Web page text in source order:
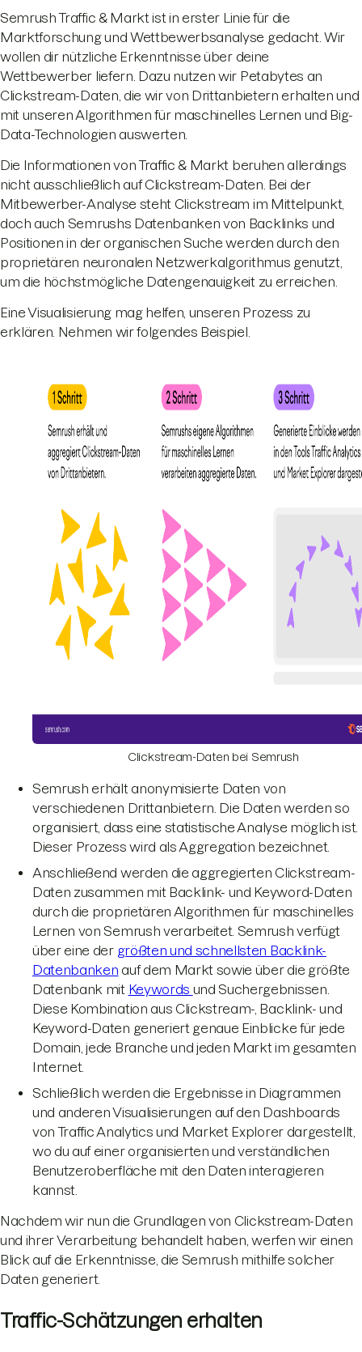
Semrush Traffic & Markt ist in erster Linie für die
Marktforschung und Wettbewerbsanalyse gedacht. Wir
wollen dir nützliche Erkenntnisse über deine
Wettbewerber liefern. Dazu nutzen wir Petabytes an
Clickstream-Daten, die wir von Drittanbietern erhalten und
mit unseren Algorithmen für maschinelles Lernen und Big-
Data-Technologien auswerten.
Die Informationen von Traffic & Markt beruhen allerdings
nicht ausschließlich auf Clickstream-Daten. Bei der
Mitbewerber-Analyse steht Clickstream im Mittelpunkt,
doch auch Semrushs Datenbanken von Backlinks und
Positionen in der organischen Suche werden durch den
proprietären neuronalen Netzwerkalgorithmus genutzt,
um die höchstmögliche Datengenauigkeit zu erreichen.
Eine Visualisierung mag helfen, unseren Prozess zu
erklären. Nehmen wir folgendes Beispiel.
Clickstream-Daten bei Semrush
Semrush erhält anonymisierte Daten von
verschiedenen Drittanbietern. Die Daten werden so
organisiert, dass eine statistische Analyse möglich ist.
Dieser Prozess wird als Aggregation bezeichnet.
Anschließend werden die aggregierten Clickstream-
Daten zusammen mit Backlink- und Keyword-Daten
durch die proprietären Algorithmen für maschinelles
Lernen von Semrush verarbeitet. Semrush verfügt
über eine der größten und schnellsten Backlink-
Datenbanken auf dem Markt sowie über die größte
Datenbank mit Keywords und Suchergebnissen.
Diese Kombination aus Clickstream-, Backlink- und
Keyword-Daten generiert genaue Einblicke für jede
Domain, jede Branche und jeden Markt im gesamten
Internet.
Schließlich werden die Ergebnisse in Diagrammen
und anderen Visualisierungen auf den Dashboards
von Traffic Analytics und Market Explorer dargestellt,
wo du auf einer organisierten und verständlichen
Benutzeroberfläche mit den Daten interagieren
kannst.
Nachdem wir nun die Grundlagen von Clickstream-Daten
und ihrer Verarbeitung behandelt haben, werfen wir einen
Blick auf die Erkenntnisse, die Semrush mithilfe solcher
Daten generiert.
Traffic-Schätzungen erhalten